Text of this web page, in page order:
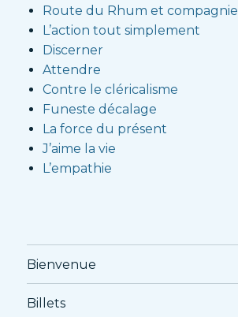
Route du Rhum et compagnie
L’action tout simplement
Discerner
Attendre
Contre le cléricalisme
Funeste décalage
La force du présent
J’aime la vie
L’empathie
Bienvenue
Billets